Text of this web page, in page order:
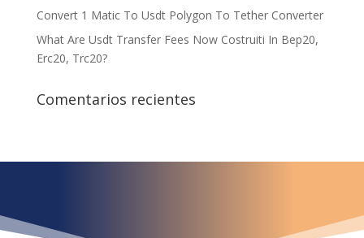
Convert 1 Matic To Usdt Polygon To Tether Converter
What Are Usdt Transfer Fees Now Costruiti In Bep20,
Erc20, Trc20?
Comentarios recientes